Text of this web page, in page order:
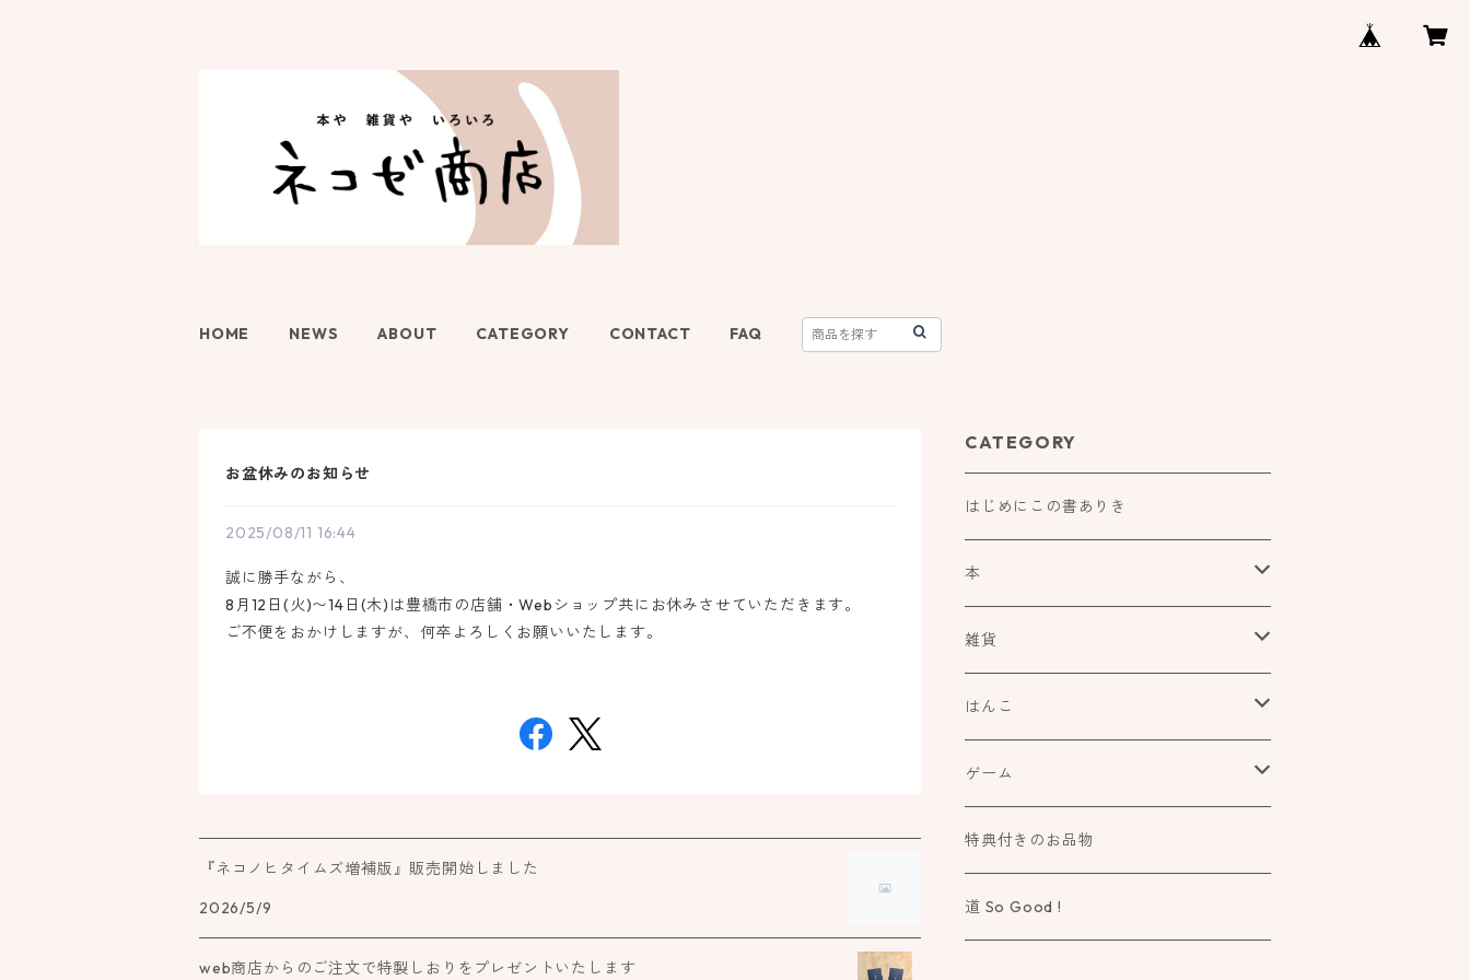
HOME NEWS ABOUT CATEGORY CONTACT FAQ
お盆休みのお知らせ
2025/08/11 16:44
誠に勝手ながら、
8月12日(火)〜14日(木)は豊橋市の店舗・Webショップ共にお休みさせていただきます。
ご不便をおかけしますが、何卒よろしくお願いいたします。
『ネコノヒタイムズ増補版』販売開始しました
2026/5/9
web商店からのご注文で特製しおりをプレゼントいたします
CATEGORY
はじめにこの書ありき
本
食べもの飲みものお酒とか
アートや絵本の世界
だれかの考えごと
詩歌と会う
物語に飛びこむ
雑貨
kurofutago
ブローチ
ミラー
文具
はんこ
オスコラボ
カタチ×モヨウスタンプ
小さなカタチ×モヨウスタンプ
タカトモハンコ
ゲーム
Atelier Mimir
特典付きのお品物
道 So Good !